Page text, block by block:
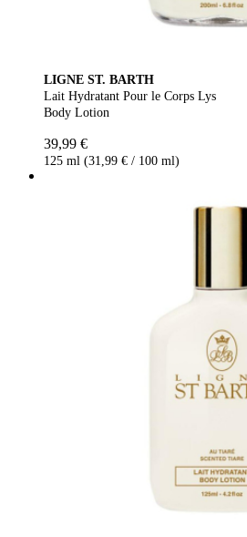
LIGNE ST. BARTH
Lait Hydratant Pour le Corps Lys
Body Lotion
39,99 €
125 ml (31,99 € / 100 ml)